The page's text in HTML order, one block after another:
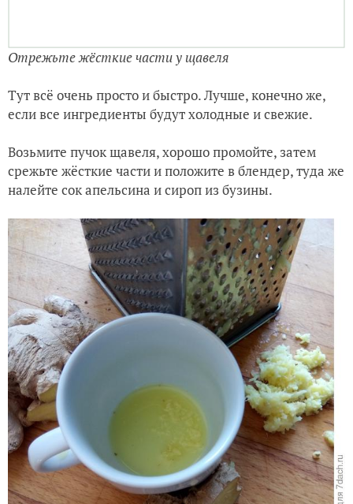
Отрежьте жёсткие части у щавеля
Тут всё очень просто и быстро. Лучше, конечно же,
если все ингредиенты будут холодные и свежие.
Возьмите пучок щавеля, хорошо промойте, затем
срежьте жёсткие части и положите в блендер, туда же
налейте сок апельсина и сироп из бузины.